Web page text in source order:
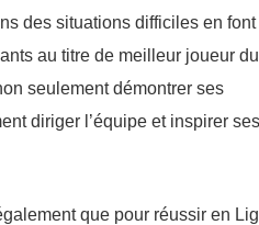
des situations difficiles en font
au titre de meilleur joueur du
seulement démontrer ses
diriger l’équipe et inspirer ses
que pour réussir en